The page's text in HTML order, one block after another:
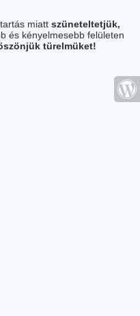
miatt szüneteltetjük,
és kényelmesebb felületen
türelmüket!